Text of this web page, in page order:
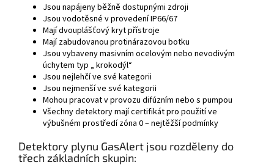
Jsou napájeny běžně dostupnými zdroji
Jsou vodotěsné v provedení IP66/67
Mají dvouplášťový kryt přístroje
Mají zabudovanou protinárazovou botku
Jsou vybaveny masivním ocelovým nebo nevodivým
úchytem typ „ krokodýl“
Jsou nejlehčí ve své kategorii
Jsou nejmenší ve své kategorii
Mohou pracovat v provozu difúzním nebo s pumpou
Všechny detektory mají certifikát pro použití ve
výbušném prostředí zóna 0 – nejtěžší podmínky
Detektory plynu GasAlert jsou rozděleny do
třech základních skupin: